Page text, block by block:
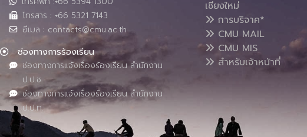
โทรสาร : +66 5321 7143
อีเมล : contacts@cmu.ac.th
ช่องทางการร้องเรียน
ช่องทางการแจ้งเรื่องร้องเรียน สำนักงาน
ป.ป.ช.
ช่องทางการแจ้งเรื่องร้องเรียน สำนักงาน
ป.ป.ท.
เชียงใหม่
การบริจาค*
CMU MAIL
CMU MIS
สำหรับเจ้าหน้าที่